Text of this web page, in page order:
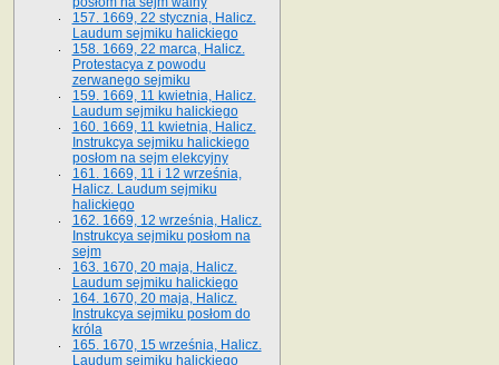
157. 1669, 22 stycznia, Halicz.
Laudum sejmiku halickiego
158. 1669, 22 marca, Halicz.
Protestacya z powodu
zerwanego sejmiku
159. 1669, 11 kwietnia, Halicz.
Laudum sejmiku halickiego
160. 1669, 11 kwietnia, Halicz.
Instrukcya sejmiku halickiego
posłom na sejm elekcyjny
161. 1669, 11 i 12 września,
Halicz. Laudum sejmiku
halickiego
162. 1669, 12 września, Halicz.
Instrukcya sejmiku posłom na
sejm
163. 1670, 20 maja, Halicz.
Laudum sejmiku halickiego
164. 1670, 20 maja, Halicz.
Instrukcya sejmiku posłom do
króla
165. 1670, 15 września, Halicz.
Laudum sejmiku halickiego